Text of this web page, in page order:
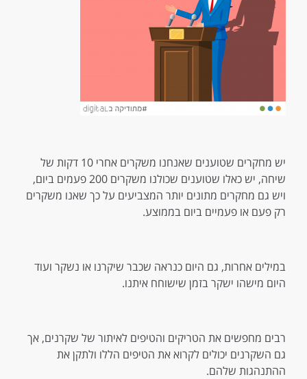
יש מחקרים שטוענים שאנחנו משקרים אחרי 10 דקות של
שיחה, יש כאלו שטוענים שכולנו משקרים 200 פעמים ביום,
ויש גם מחקרים מתונים יותר המצביעים על כך שאנו משקרים
רק פעם או פעמיים ביום בממוצע.
במילים אחרות, גם היום כנראה שכבר שיקרנו או נשקר ועוד
היום מישהו ישקר בזמן שישוחח איתנו.
רבים מחפשים את הטריקים והטיפים לאיתור של שקרנים, אך
גם השקרנים יכולים לקרוא את הטיפים הללו ולתקן את
ההתנהגות שלהם.